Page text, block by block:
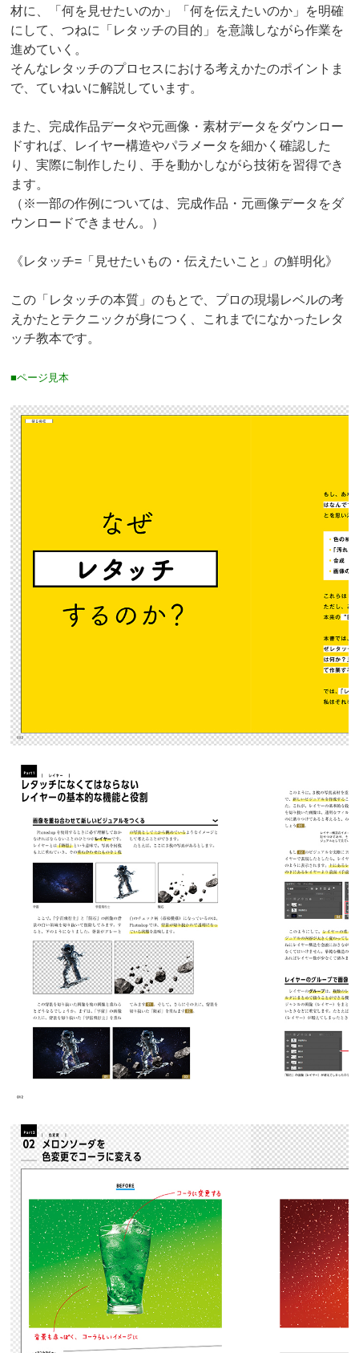
材に、「何を見せたいのか」「何を伝えたいのか」を明確
にして、つねに「レタッチの目的」を意識しながら作業を
進めていく。
そんなレタッチのプロセスにおける考えかたのポイントま
で、ていねいに解説しています。
また、完成作品データや元画像・素材データをダウンロー
ドすれば、レイヤー構造やパラメータを細かく確認した
り、実際に制作したり、手を動かしながら技術を習得でき
ます。
（※一部の作例については、完成作品・元画像データをダ
ウンロードできません。）
《レタッチ=「見せたいもの・伝えたいこと」の鮮明化》
この「レタッチの本質」のもとで、プロの現場レベルの考
えかたとテクニックが身につく、これまでになかったレタ
ッチ教本です。
■ページ見本